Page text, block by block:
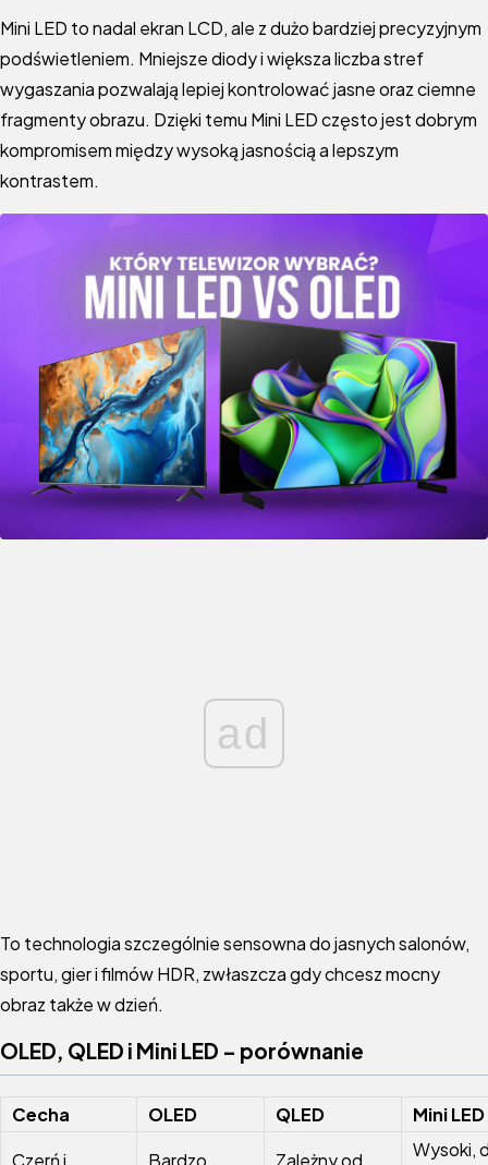
Mini LED to nadal ekran LCD, ale z dużo bardziej precyzyjnym
podświetleniem. Mniejsze diody i większa liczba stref
wygaszania pozwalają lepiej kontrolować jasne oraz ciemne
fragmenty obrazu. Dzięki temu Mini LED często jest dobrym
kompromisem między wysoką jasnością a lepszym
kontrastem.
ad
To technologia szczególnie sensowna do jasnych salonów,
sportu, gier i filmów HDR, zwłaszcza gdy chcesz mocny
obraz także w dzień.
OLED, QLED i Mini LED – porównanie
Cecha OLED QLED
Mini LED
Czerń i
Bardzo Zależny od
Wysoki,